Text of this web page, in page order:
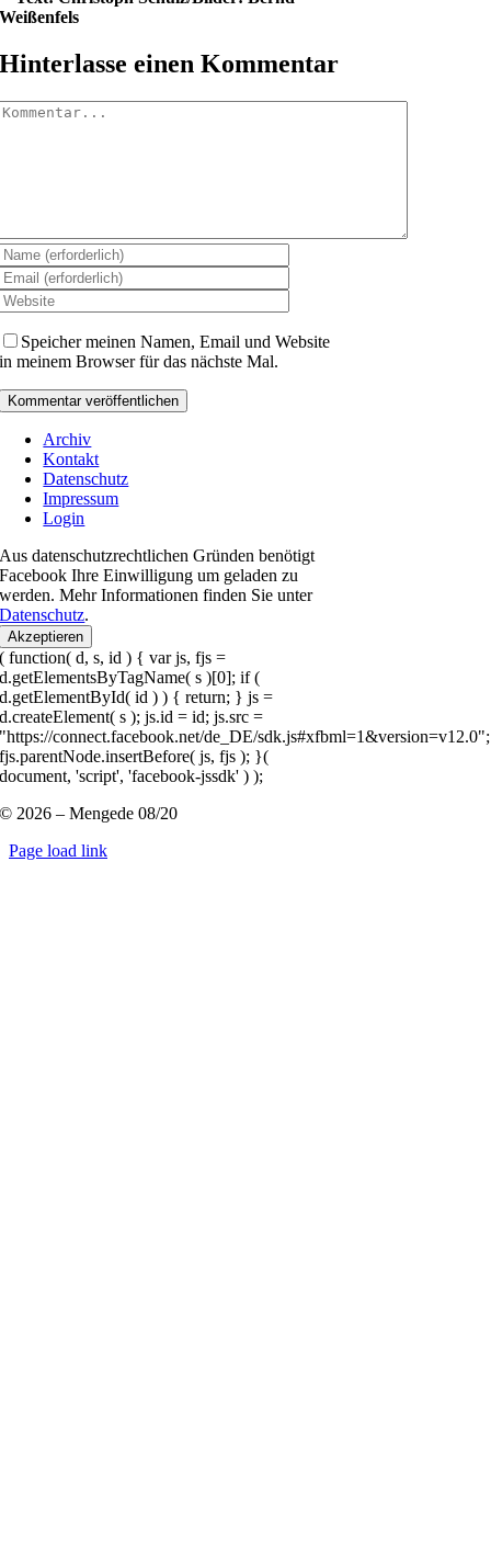
Weißenfels
Hinterlasse einen Kommentar
Speicher meinen Namen, Email und Website
in meinem Browser für das nächste Mal.
Archiv
Kontakt
Datenschutz
Impressum
Login
Aus datenschutzrechtlichen Gründen benötigt
Facebook Ihre Einwilligung um geladen zu
werden. Mehr Informationen finden Sie unter
Datenschutz.
Akzeptieren
( function( d, s, id ) { var js, fjs =
d.getElementsByTagName( s )[0]; if (
d.getElementById( id ) ) { return; } js =
d.createElement( s ); js.id = id; js.src =
"https://connect.facebook.net/de_DE/sdk.js#xfbml=1&version=v12.0";
fjs.parentNode.insertBefore( js, fjs ); }(
document, 'script', 'facebook-jssdk' ) );
© 2026 – Mengede 08/20
Page load link